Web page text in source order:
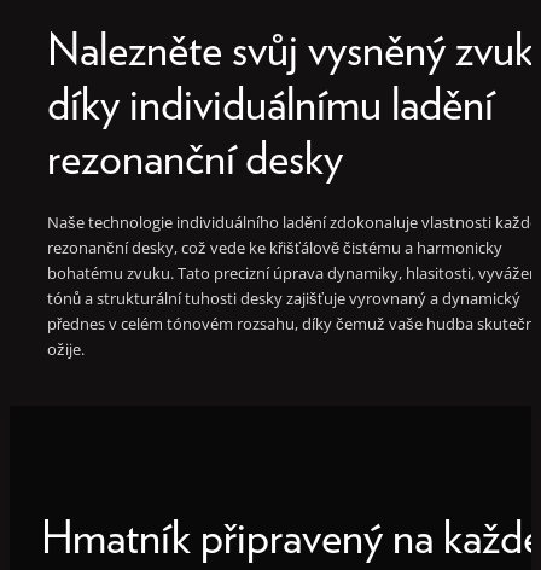
Nalezněte svůj vysněný zvuk
díky individuálnímu ladění
rezonanční desky
Naše technologie individuálního ladění zdokonaluje vlastnosti každé
rezonanční desky, což vede ke křišťálově čistému a harmonicky
bohatému zvuku. Tato precizní úprava dynamiky, hlasitosti,
tónů a strukturální tuhosti desky zajišťuje vyrovnaný a dynamický
přednes v celém tónovém rozsahu, díky čemuž vaše hudba
ožije.
Hmatník připravený na